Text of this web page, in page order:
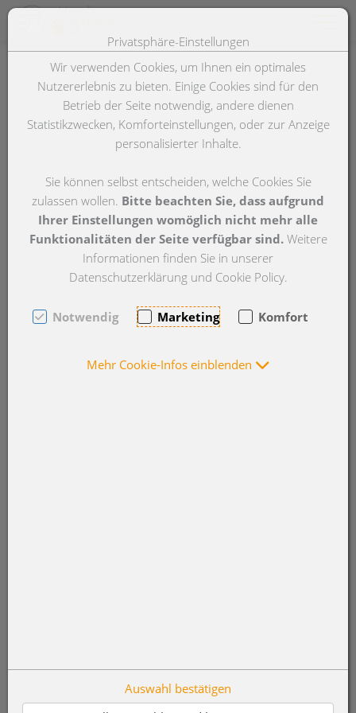
Zum Inhalt springen [AK + 0]
Zum Hauptmenü springen [AK + 1]
Zum Footer-Menü unten (angedockt an Browserrand) springen
Zum "Barrierefreiheits-Menü" springen [AK + 3]
Privatsphäre-Einstellungen
Wir verwenden Cookies, um Ihnen ein optimales
Nutzererlebnis zu bieten. Einige Cookies sind für den
Betrieb der Seite notwendig, andere dienen
Statistikzwecken, Komforteinstellungen, oder zur Anzeige
personalisierter Inhalte.
Sie können selbst entscheiden, welche Cookies Sie
zulassen wollen. Bitte beachten Sie, dass aufgrund
Ihrer Einstellungen womöglich nicht mehr alle
Funktionalitäten der Seite verfügbar sind.Weitere
Informationen finden Sie in unserer
Datenschutzerklärung und Cookie Policy.
Notwendig Marketing Komfort
Mehr Cookie-Infos einblenden
Auswahl bestätigen